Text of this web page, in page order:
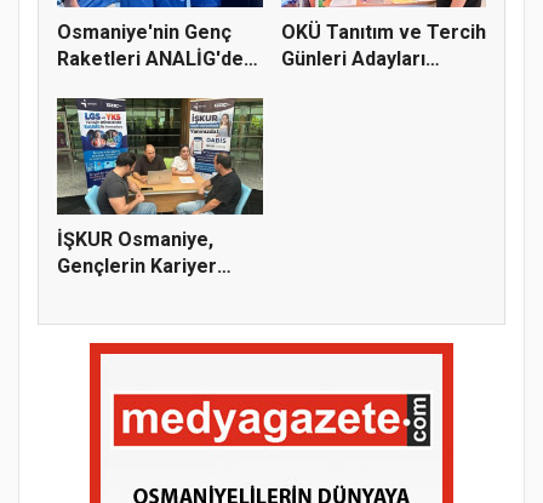
Osmaniye'nin Genç
Raketleri ANALİG'de
OKÜ Tanıtım ve Tercih
Günleri Adayları
İŞKUR Osmaniye,
Gençlerin Kariyer